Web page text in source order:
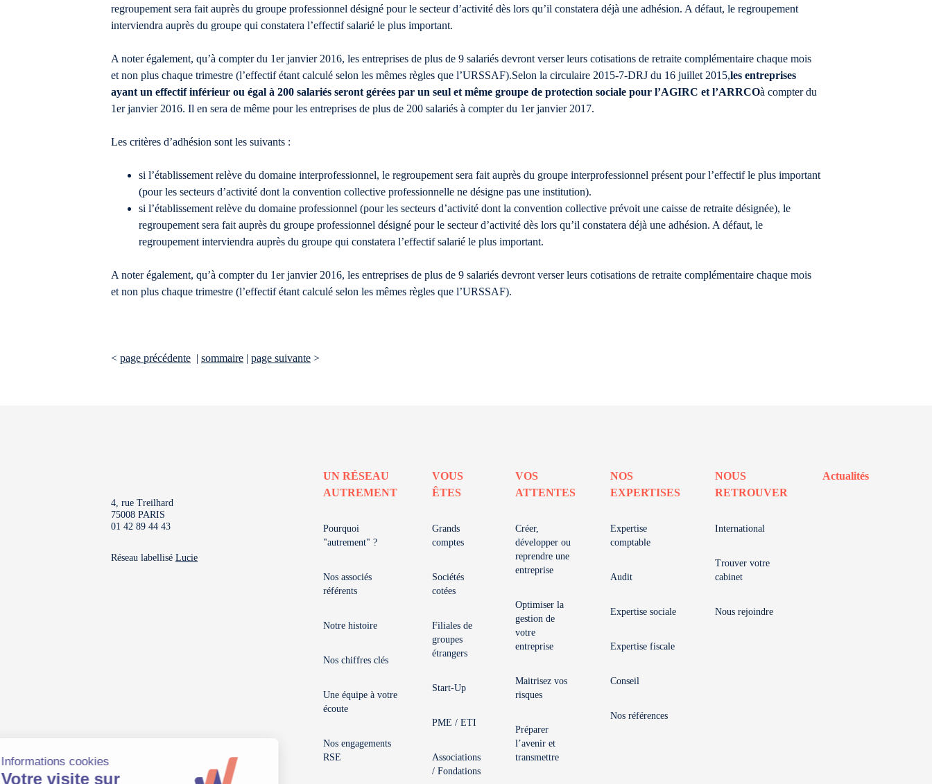
regroupement sera fait auprès du groupe professionnel désigné pour le secteur d’activité dès lors qu’il constatera déjà une adhésion. A défaut, le regroupement
interviendra auprès du groupe qui constatera l’effectif salarié le plus important.
A noter également, qu’à compter du 1er janvier 2016, les entreprises de plus de 9 salariés devront verser leurs cotisations de retraite complémentaire chaque mois
et non plus chaque trimestre (l’effectif étant calculé selon les mêmes règles que l’URSSAF).Selon la circulaire 2015-7-DRJ du 16 juillet 2015,les entreprises
ayant un effectif inférieur ou égal à 200 salariés seront gérées par un seul et même groupe de protection sociale pour l’AGIRC et l’ARRCOà compter du
1er janvier 2016. Il en sera de même pour les entreprises de plus de 200 salariés à compter du 1er janvier 2017.
Les critères d’adhésion sont les suivants :
si l’établissement relève du domaine interprofessionnel, le regroupement sera fait auprès du groupe interprofessionnel présent pour l’effectif le plus important
(pour les secteurs d’activité dont la convention collective professionnelle ne désigne pas une institution).
si l’établissement relève du domaine professionnel (pour les secteurs d’activité dont la convention collective prévoit une caisse de retraite désignée), le
regroupement sera fait auprès du groupe professionnel désigné pour le secteur d’activité dès lors qu’il constatera déjà une adhésion. A défaut, le
regroupement interviendra auprès du groupe qui constatera l’effectif salarié le plus important.
A noter également, qu’à compter du 1er janvier 2016, les entreprises de plus de 9 salariés devront verser leurs cotisations de retraite complémentaire chaque mois
et non plus chaque trimestre (l’effectif étant calculé selon les mêmes règles que l’URSSAF).
< page précédente | sommaire | page suivante >
4, rue Treilhard
75008 PARIS
01 42 89 44 43
Réseau labellisé Lucie
UN RÉSEAU
AUTREMENT
Pourquoi
"autrement" ?
Nos associés
référents
Notre histoire
Nos chiffres clés
Une équipe à votre
écoute
Nos engagements
RSE
VOUS
ÊTES
Grands
comptes
Sociétés
cotées
Filiales de
groupes
étrangers
Start-Up
PME / ETI
Associations
/ Fondations
VOS
ATTENTES
Créer,
développer ou
reprendre une
entreprise
Optimiser la
gestion de
votre
entreprise
Maitrisez vos
risques
Préparer
l’avenir et
transmettre
NOS
EXPERTISES
Expertise
comptable
Audit
Expertise sociale
Expertise fiscale
Conseil
Nos références
NOUS
RETROUVER
International
Trouver votre
cabinet
Nous rejoindre
Actualités